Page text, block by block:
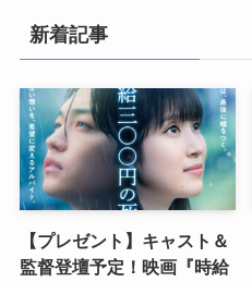
新着記事
【プレゼント】キャスト＆
監督登壇予定！映画『時給